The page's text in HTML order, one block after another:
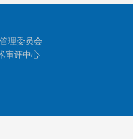
理委员会
审评中心